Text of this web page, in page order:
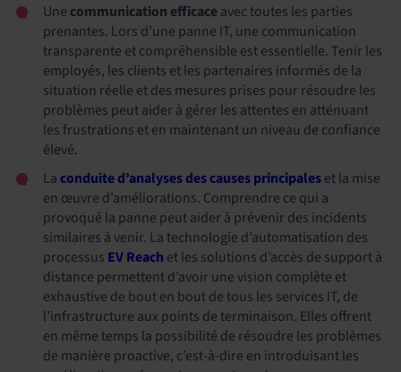
Une communication efficaceavec toutes les parties
prenantes. Lors d’une panne IT, une communication
transparente et compréhensible est essentielle. Tenir les
employés, les clients et les partenaires informés de la
situation réelle et des mesures prises pour résoudre les
problèmes peut aider à gérer les attentes en atténuant
les frustrations et en maintenant un niveau de confiance
élevé.
Laconduite d’analysesdes causes principaleset la mise
en œuvre d’améliorations. Comprendre ce qui a
provoqué la panne peut aider à prévenir des incidents
similaires à venir. La technologie d’automatisation des
processus EV Reach et les solutions d’accès de support à
distance permettent d’avoir une vision complète et
exhaustive de bout en bout de tous les services IT, de
l’infrastructure aux points de terminaison. Elles offrent
en même temps la possibilité de résoudre les problèmes
de manière proactive, c’est-à-dire en introduisant les